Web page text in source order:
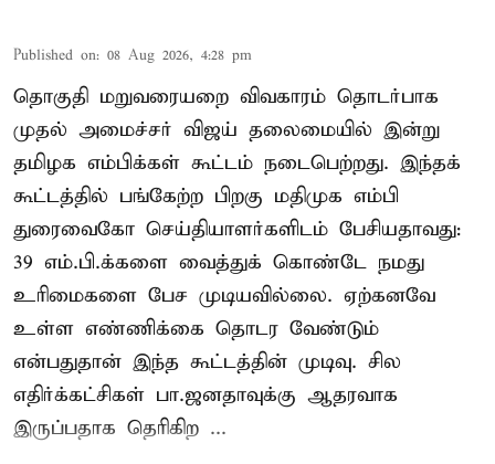
Published on: 08 Aug 2026, 4:28 pm
தொகுதி மறுவரையறை விவகாரம் தொடர்பாக
முதல் அமைச்சர் விஜய் தலைமையில் இன்று
தமிழக எம்பிக்கள் கூட்டம் நடைபெற்றது. இந்தக்
கூட்டத்தில் பங்கேற்ற பிறகு மதிமுக எம்பி
துரைவைகோ செய்தியாளர்களிடம் பேசியதாவது:
39 எம்.பி.க்களை வைத்துக் கொண்டே நமது
உரிமைகளை பேச முடியவில்லை. ஏற்கனவே
உள்ள எண்ணிக்கை தொடர வேண்டும்
என்பதுதான் இந்த கூட்டத்தின் முடிவு. சில
எதிர்க்கட்சிகள் பா.ஜனதாவுக்கு ஆதரவாக
இருப்பதாக தெரிகிற ...